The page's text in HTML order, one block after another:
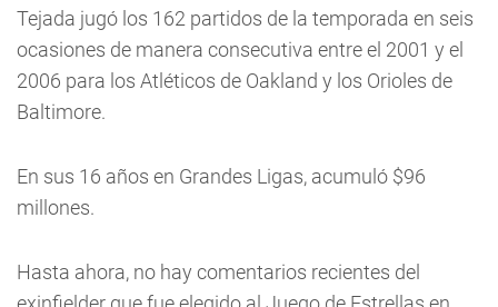
Tejada jugó los 162 partidos de la temporada en seis
ocasiones de manera consecutiva entre el 2001 y el
2006 para los Atléticos de Oakland y los Orioles de
Baltimore.
En sus 16 años en Grandes Ligas, acumuló $96
millones.
Hasta ahora, no hay comentarios recientes del